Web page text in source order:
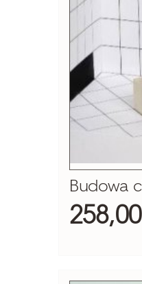
Budowa
258,00